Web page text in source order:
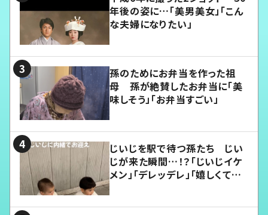
年後の姿に…「美男美女」「こん
な夫婦になりたい」
孫のためにお弁当を作った祖
母 孫が絶賛したお弁当に「美
味しそう」「お弁当すごい」
じいじを駅で待つ孫たち じい
じが来た瞬間…！？「じいじイケ
メン」「デレッデレ」「嬉しくて可